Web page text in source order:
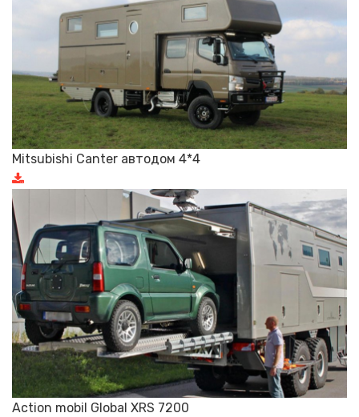
Mitsubishi Canter автодом 4*4
Action mobil Global XRS 7200